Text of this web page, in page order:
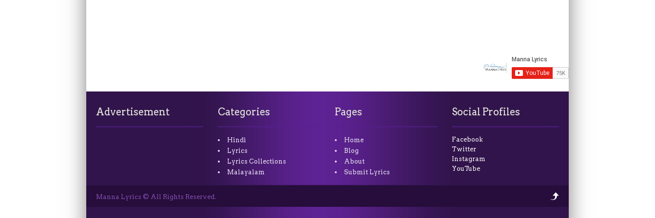
Advertisement Categories
Hindi
Lyrics
Lyrics Collections
Malayalam
Pages
Home
Blog
About
Submit Lyrics
Social Profiles
Facebook
Twitter
Instagram
YouTube
Manna Lyrics © All Rights Reserved.